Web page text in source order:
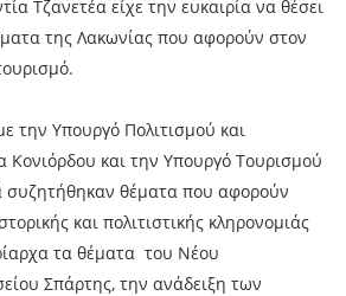
Τζανετέα είχε την ευκαιρία να θέσει
της Λακωνίας που αφορούν στον
την Υπουργό Πολιτισμού και
Κονιόρδου και την Υπουργό Τουρισμού
συζητήθηκαν θέματα που αφορούν
και πολιτιστικής κληρονομιάς
τα θέματα του Νέου
Σπάρτης, την ανάδειξη των